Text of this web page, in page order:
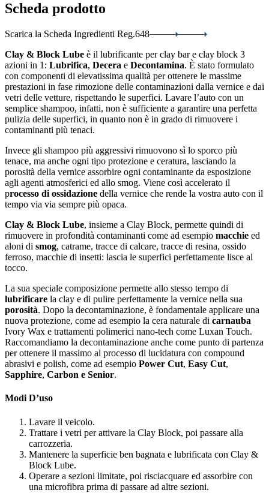
Scheda prodotto
Scarica la Scheda Ingredienti Reg.648
Clay & Block Lube è il lubrificante per clay bar e clay block 3
azioni in 1: Lubrifica, Decera e Decontamina. È stato formulato
con componenti di elevatissima qualità per ottenere le massime
prestazioni in fase rimozione delle contaminazioni dalla vernice e dai
vetri delle vetture, rispettando le superfici. Lavare l’auto con un
semplice shampoo, infatti, non è sufficiente a garantire una perfetta
pulizia delle superfici, in quanto non è in grado di rimuovere i
contaminanti più tenaci.
Invece gli shampoo più aggressivi rimuovono sì lo sporco più
tenace, ma anche ogni tipo protezione e ceratura, lasciando la
porosità della vernice assorbire ogni contaminante da esposizione
agli agenti atmosferici ed allo smog. Viene così accelerato il
processo di ossidazione della vernice che rende la vostra auto con il
tempo via via sempre più opaca.
Clay & Block Lube, insieme a Clay Block, permette quindi di
rimuovere in profondità contaminanti come ad esempio macchie ed
aloni di smog, catrame, tracce di calcare, tracce di resina, ossido
ferroso, macchie di insetti: lascia le superfici perfettamente lisce al
tocco.
La sua speciale composizione permette allo stesso tempo di
lubrificare la clay e di pulire perfettamente la vernice nella sua
porosità. Dopo la decontaminazione, è fondamentale applicare una
nuova protezione, come ad esempio la cera naturale di carnauba
Ivory Wax e trattamenti polimerici nano-tech come Luxan Touch.
Raccomandiamo la decontaminazione anche come punto di partenza
per ottenere il massimo al processo di lucidatura con compound
abrasivi e polish, come ad esempio Power Cut, Easy Cut,
Sapphire, Carbon e Senior.
Modi D’uso
Lavare il veicolo.
Trattare i vetri per attivare la Clay Block, poi passare alla
carrozzeria.
Mantenere la superficie ben bagnata e lubrificata con Clay &
Block Lube.
Operare a sezioni limitate, poi risciacquare ed assorbire con
una microfibra prima di passare ad altre sezioni.